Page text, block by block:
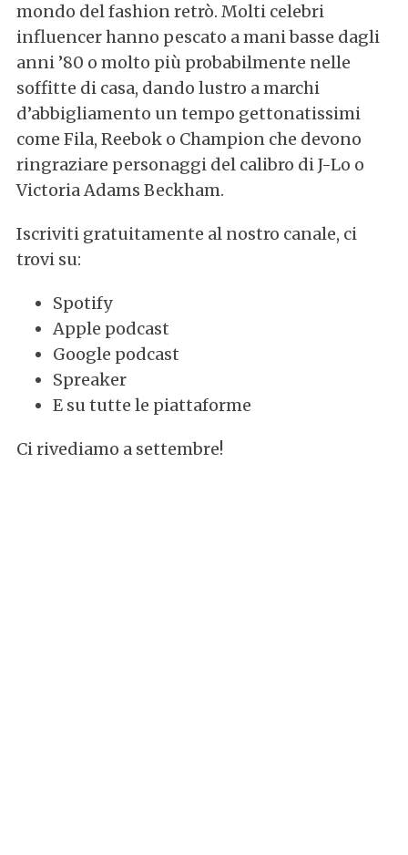
mondo del fashion retrò. Molti celebri
influencer hanno pescato a mani basse dagli
anni ’80 o molto più probabilmente nelle
soffitte di casa, dando lustro a marchi
d’abbigliamento un tempo gettonatissimi
come Fila, Reebok o Champion che devono
ringraziare personaggi del calibro di J-Lo o
Victoria Adams Beckham.
Iscriviti gratuitamente al nostro canale, ci
trovi su:
Spotify
Apple podcast
Google podcast
Spreaker
E su tutte le piattaforme
Ci rivediamo a settembre!
S
e
a
r
c
h
o
r